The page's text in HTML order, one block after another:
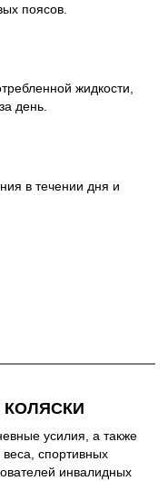
поясов.
жидкости,
день.
в течении дня и
усилия, а также
спортивных
инвалидных